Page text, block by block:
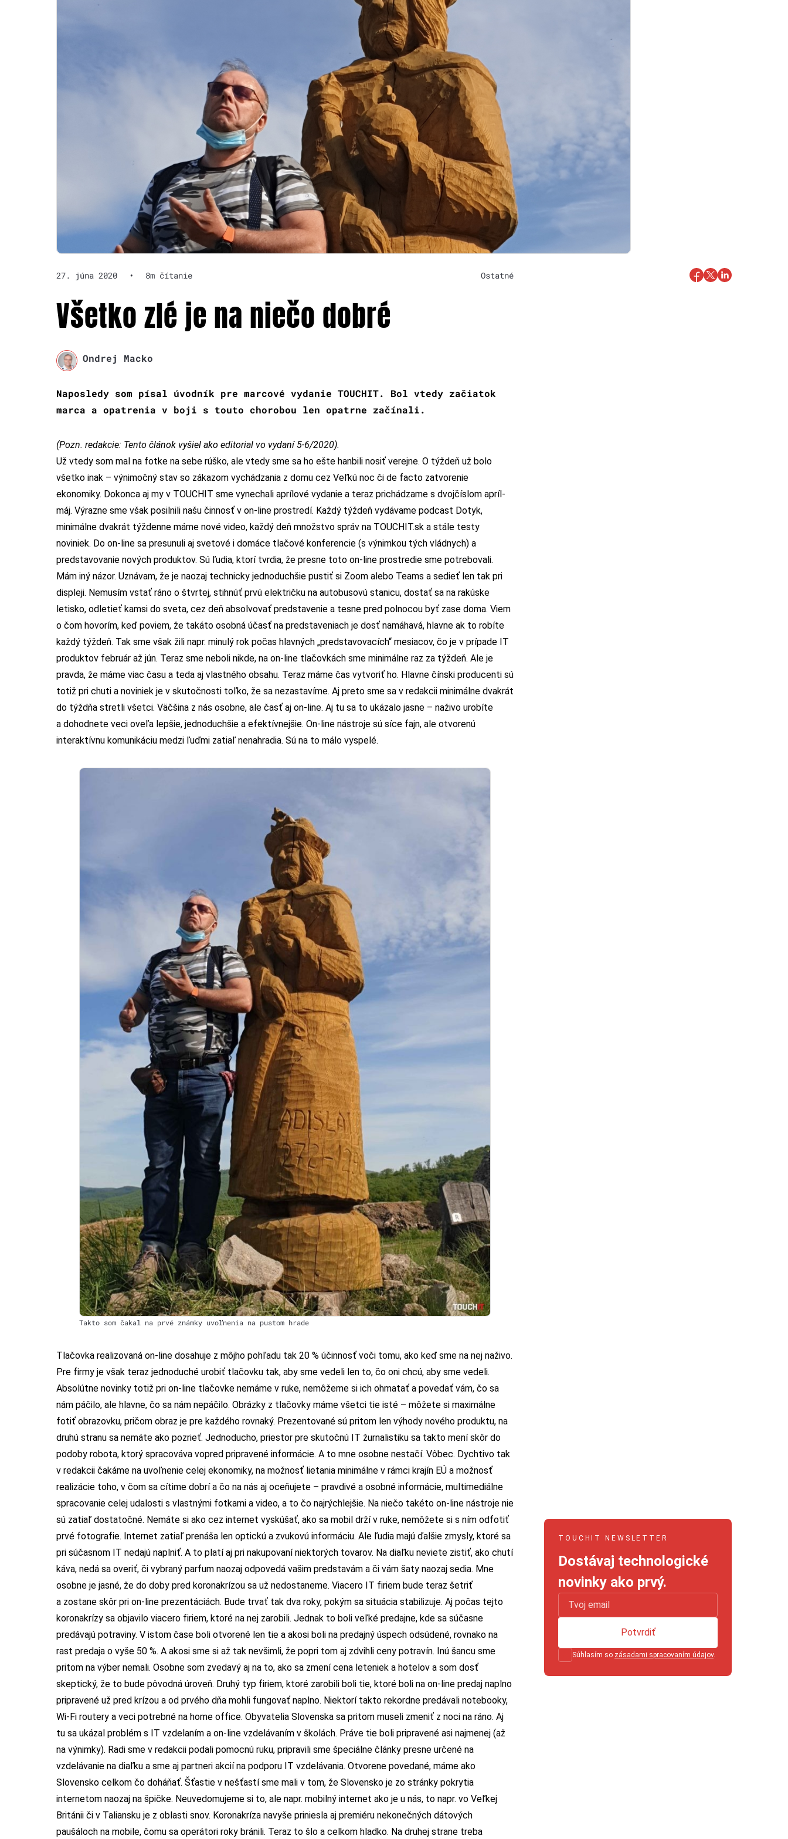
27. júna 2020 • 8m čítanie Ostatné
Všetko zlé je na niečo dobré
Ondrej Macko
Naposledy som písal úvodník pre marcové vydanie TOUCHIT. Bol vtedy začiatok
marca a opatrenia v boji s touto chorobou len opatrne začínali.
(Pozn. redakcie: Tento článok vyšiel ako editorial vo vydaní 5-6/2020).
Už vtedy som mal na fotke na sebe rúško, ale vtedy sme sa ho ešte hanbili nosiť verejne. O týždeň už bolo
všetko inak – výnimočný stav so zákazom vychádzania z domu cez Veľkú noc či de facto zatvorenie
ekonomiky. Dokonca aj my v TOUCHIT sme vynechali aprílové vydanie a teraz prichádzame s dvojčíslom apríl-
máj. Výrazne sme však posilnili našu činnosť v on-line prostredí. Každý týždeň vydávame podcast Dotyk,
minimálne dvakrát týždenne máme nové video, každý deň množstvo správ na TOUCHIT.sk a stále testy
noviniek. Do on-line sa presunuli aj svetové i domáce tlačové konferencie (s výnimkou tých vládnych) a
predstavovanie nových produktov. Sú ľudia, ktorí tvrdia, že presne toto on-line prostredie sme potrebovali.
Mám iný názor. Uznávam, že je naozaj technicky jednoduchšie pustiť si Zoom alebo Teams a sedieť len tak pri
displeji. Nemusím vstať ráno o štvrtej, stihnúť prvú električku na autobusovú stanicu, dostať sa na rakúske
letisko, odletieť kamsi do sveta, cez deň absolvovať predstavenie a tesne pred polnocou byť zase doma. Viem
o čom hovorím, keď poviem, že takáto osobná účasť na predstaveniach je dosť namáhavá, hlavne ak to robíte
každý týždeň. Tak sme však žili napr. minulý rok počas hlavných „predstavovacích“ mesiacov, čo je v prípade IT
produktov február až jún. Teraz sme neboli nikde, na on-line tlačovkách sme minimálne raz za týždeň. Ale je
pravda, že máme viac času a teda aj vlastného obsahu. Teraz máme čas vytvoriť ho. Hlavne čínski producenti sú
totiž pri chuti a noviniek je v skutočnosti toľko, že sa nezastavíme. Aj preto sme sa v redakcii minimálne dvakrát
do týždňa stretli všetci. Väčšina z nás osobne, ale časť aj on-line. Aj tu sa to ukázalo jasne – naživo urobíte
a dohodnete veci oveľa lepšie, jednoduchšie a efektívnejšie. On-line nástroje sú síce fajn, ale otvorenú
interaktívnu komunikáciu medzi ľuďmi zatiaľ nenahradia. Sú na to málo vyspelé.
Takto som čakal na prvé známky uvoľnenia na pustom hrade
Tlačovka realizovaná on-line dosahuje z môjho pohľadu tak 20 % účinnosť voči tomu, ako keď sme na nej naživo.
Pre firmy je však teraz jednoduché urobiť tlačovku tak, aby sme vedeli len to, čo oni chcú, aby sme vedeli.
Absolútne novinky totiž pri on-line tlačovke nemáme v ruke, nemôžeme si ich ohmatať a povedať vám, čo sa
nám páčilo, ale hlavne, čo sa nám nepáčilo. Obrázky z tlačovky máme všetci tie isté – môžete si maximálne
fotiť obrazovku, pričom obraz je pre každého rovnaký. Prezentované sú pritom len výhody nového produktu, na
druhú stranu sa nemáte ako pozrieť. Jednoducho, priestor pre skutočnú IT žurnalistiku sa takto mení skôr do
podoby robota, ktorý spracováva vopred pripravené informácie. A to mne osobne nestačí. Vôbec. Dychtivo tak
v redakcii čakáme na uvoľnenie celej ekonomiky, na možnosť lietania minimálne v rámci krajín EÚ a možnosť
realizácie toho, v čom sa cítime dobrí a čo na nás aj oceňujete – pravdivé a osobné informácie, multimediálne
spracovanie celej udalosti s vlastnými fotkami a video, a to čo najrýchlejšie. Na niečo takéto on-line nástroje nie
sú zatiaľ dostatočné. Nemáte si ako cez internet vyskúšať, ako sa mobil drží v ruke, nemôžete si s ním odfotiť
prvé fotografie. Internet zatiaľ prenáša len optickú a zvukovú informáciu. Ale ľudia majú ďalšie zmysly, ktoré sa
pri súčasnom IT nedajú naplniť. A to platí aj pri nakupovaní niektorých tovarov. Na diaľku neviete zistiť, ako chutí
káva, nedá sa overiť, či vybraný parfum naozaj odpovedá vašim predstavám a či vám šaty naozaj sedia. Mne
osobne je jasné, že do doby pred koronakrízou sa už nedostaneme. Viacero IT firiem bude teraz šetriť
a zostane skôr pri on-line prezentáciách. Bude trvať tak dva roky, pokým sa situácia stabilizuje. Aj počas tejto
koronakrízy sa objavilo viacero firiem, ktoré na nej zarobili. Jednak to boli veľké predajne, kde sa súčasne
predávajú potraviny. V istom čase boli otvorené len tie a akosi boli na predajný úspech odsúdené, rovnako na
rast predaja o vyše 50 %. A akosi sme si až tak nevšimli, že popri tom aj zdvihli ceny potravín. Inú šancu sme
pritom na výber nemali. Osobne som zvedavý aj na to, ako sa zmení cena leteniek a hotelov a som dosť
skeptický, že to bude pôvodná úroveň. Druhý typ firiem, ktoré zarobili boli tie, ktoré boli na on-line predaj naplno
pripravené už pred krízou a od prvého dňa mohli fungovať naplno. Niektorí takto rekordne predávali notebooky,
Wi-Fi routery a veci potrebné na home office. Obyvatelia Slovenska sa pritom museli zmeniť z noci na ráno. Aj
tu sa ukázal problém s IT vzdelaním a on-line vzdelávaním v školách. Práve tie boli pripravené asi najmenej (až
na výnimky). Radi sme v redakcii podali pomocnú ruku, pripravili sme špeciálne články presne určené na
vzdelávanie na diaľku a sme aj partneri akcií na podporu IT vzdelávania. Otvorene povedané, máme ako
Slovensko celkom čo doháňať. Šťastie v nešťastí sme mali v tom, že Slovensko je zo stránky pokrytia
internetom naozaj na špičke. Neuvedomujeme si to, ale napr. mobilný internet ako je u nás, to napr. vo Veľkej
Británii či v Taliansku je z oblasti snov. Koronakríza navyše priniesla aj premiéru nekonečných dátových
paušáloch na mobile, čomu sa operátori roky bránili. Teraz to šlo a celkom hladko. Na druhej strane treba
TOUCHIT NEWSLETTER
Dostávaj technologické
novinky ako prvý.
Súhlasím so zásadami spracovaním údajov.
Potvrdiť